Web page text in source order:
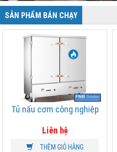
SẢN PHẨM BÁN CHẠY
Tủ nấu cơm công nghiệp
Liên hệ
THÊM GIỎ HÀNG